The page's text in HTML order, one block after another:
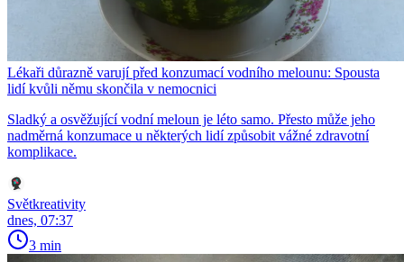
Lékaři důrazně varují před konzumací vodního melounu: Spousta
lidí kvůli němu skončila v nemocnici
Sladký a osvěžující vodní meloun je léto samo. Přesto může jeho
nadměrná konzumace u některých lidí způsobit vážné zdravotní
komplikace.
Světkreativity
dnes, 07:37
3 min